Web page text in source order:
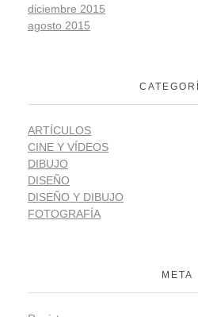
diciembre 2015
agosto 2015
ARTÍCULOS
CINE Y VÍDEOS
DIBUJO
DISEÑO
DISEÑO Y DIBUJO
FOTOGRAFÍA
META